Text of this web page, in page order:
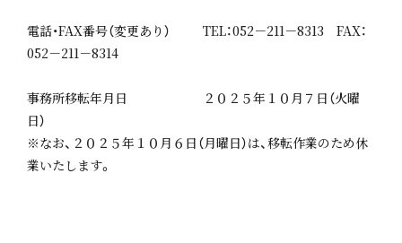
電話・FAX番号（変更あり） TEL：052－211－8313 FAX：
052－211－8314
事務所移転年月日 ２０２５年１０月７日（火曜
日）
※なお、２０２５年１０月６日（月曜日）は、移転作業のため休
業いたします。